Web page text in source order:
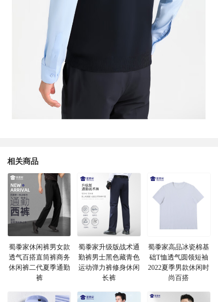
相关商品
蜀黍家休闲裤男女款
透气百搭直筒裤商务
休闲裤二代夏季通勤
裤
蜀黍家升级版战术通
勤裤男士黑色藏青色
运动弹力裤修身休闲
长裤
蜀黍家高品冰瓷棉基
础T恤透气圆领短袖
2022夏季男款休闲时
尚百搭